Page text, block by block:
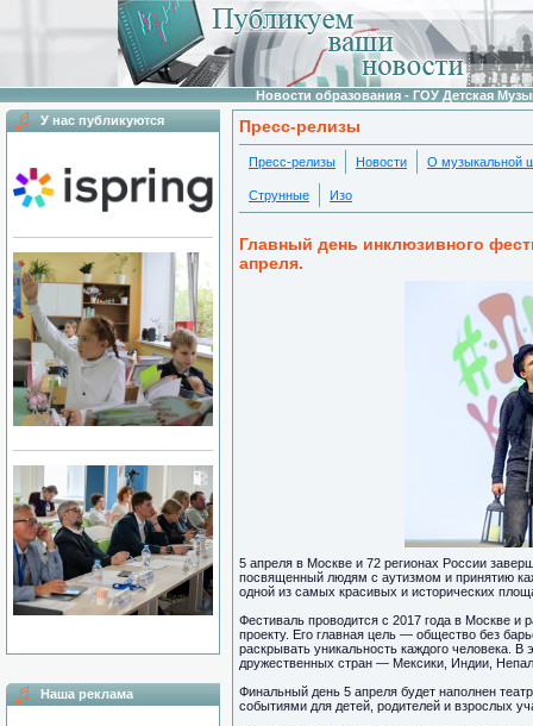
Новости образования - ГОУ Детская
У нас публикуются
Наша реклама
Пресс-релизы
Пресс-релизы Новости О музыкальной
Струнные Изо
Главный день инклюзивного
апреля.
5 апреля в Москве и 72 регионах России
посвященный людям с аутизмом и принятию
одной из самых красивых и исторических
Фестиваль проводится с 2017 года в Москве
проекту. Его главная цель — общество без
раскрывать уникальность каждого человека.
дружественных стран — Мексики, Индии,
Финальный день 5 апреля будет наполнен
событиями для детей, родителей и взрослых